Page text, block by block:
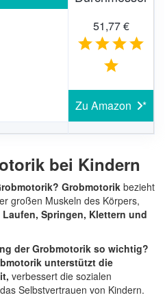
51,77 €
Zu Amazon
bei Kindern
Grobmotorik bezieht
großen Muskeln des Körpers,
Laufen, Springen, Klettern und
der Grobmotorik so wichtig?
unterstützt die
verbessert die sozialen
Selbstvertrauen von Kindern.